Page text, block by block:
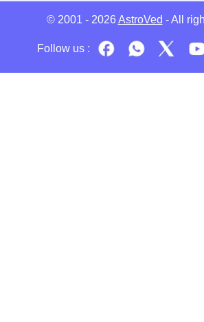
© 2001 - 2026 AstroVed - All
Follow us :